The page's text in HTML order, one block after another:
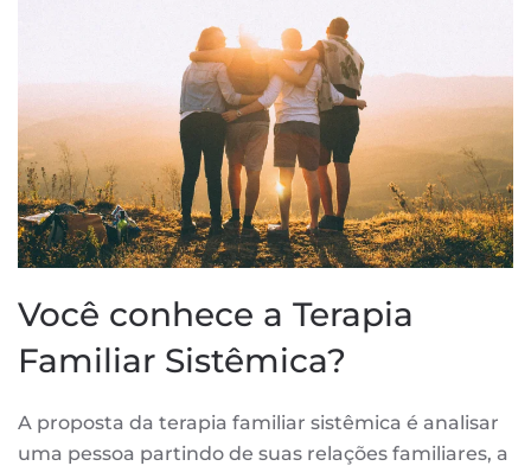
Você conhece a Terapia
Familiar Sistêmica?
A proposta da terapia familiar sistêmica é analisar
uma pessoa partindo de suas relações familiares, a